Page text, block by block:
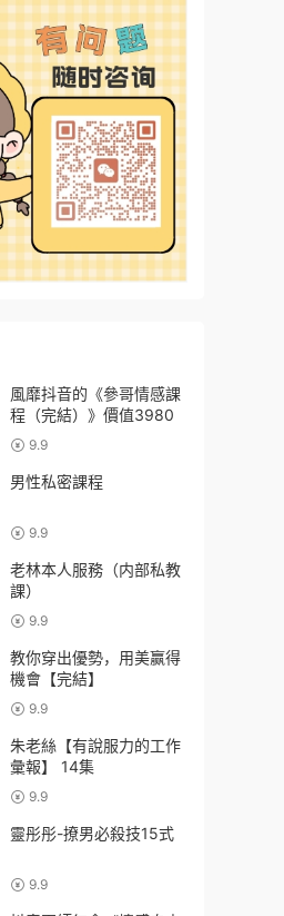
風靡抖音的《參哥情感課
程（完結）》價值3980
9.9
男性私密課程
9.9
老林本人服務（内部私教
課）
9.9
教你穿出優勢，用美赢得
機會【完結】
9.9
朱老絲【有說服力的工作
彙報】 14集
9.9
靈彤彤-撩男必殺技15式
9.9